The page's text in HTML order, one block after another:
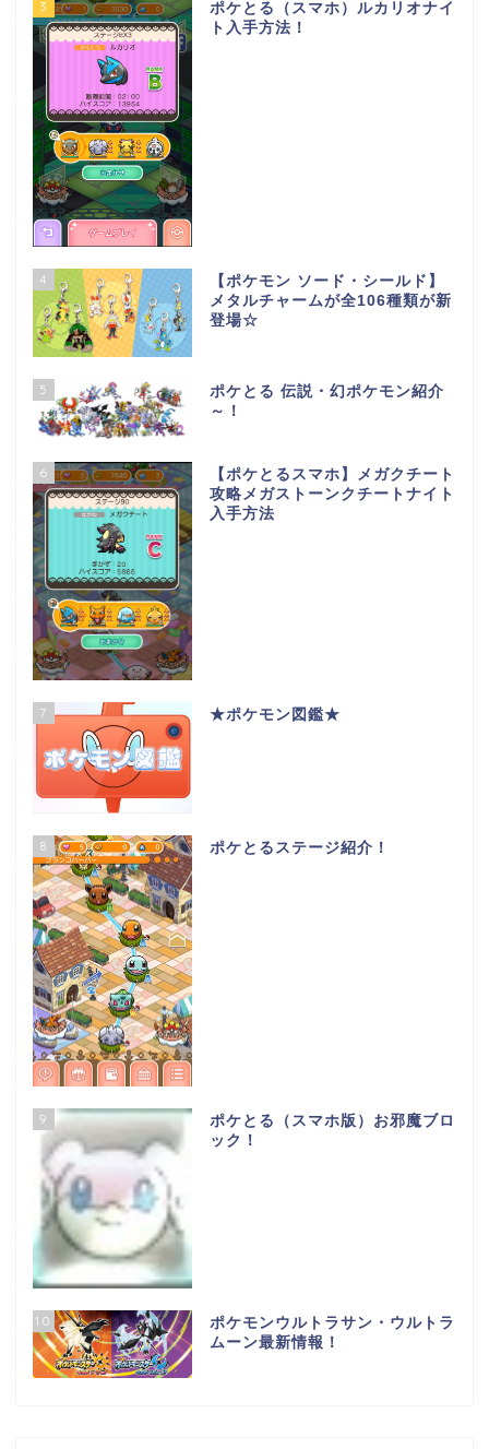
3
ポケとる（スマホ）ルカリオナイ
ト入手方法！
4
【ポケモン ソード・シールド】
メタルチャームが全106種類が新
登場☆
5
ポケとる 伝説・幻ポケモン紹介
～！
6
【ポケとるスマホ】メガクチート
攻略メガストーンクチートナイト
入手方法
7 ★ポケモン図鑑★
8 ポケとるステージ紹介！
9
ポケとる（スマホ版）お邪魔ブロ
ック！
10
ポケモンウルトラサン・ウルトラ
ムーン最新情報！